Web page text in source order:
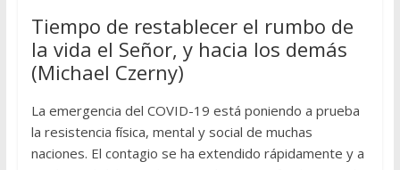
Tiempo de restablecer el rumbo de
la vida el Señor, y hacia los demás
(Michael Czerny)
La emergencia del COVID-19 está poniendo a prueba
la resistencia física, mental y social de muchas
naciones. El contagio se ha extendido rápidamente y a